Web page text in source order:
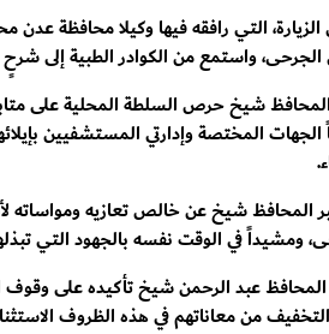
الزيارة، التي رافقه فيها وكيلا محافظة
الجرحى، واستمع من الكوادر الطبية إلى
شيخ حرص السلطة المحلية على
المختصة وإدارتي المستشفيين
المحافظ شيخ عن خالص تعازيه ومواساته
ومشيداً في الوقت نفسه بالجهود التي
عبد الرحمن شيخ تأكيده على وقوف
من معاناتهم في هذه الظروف